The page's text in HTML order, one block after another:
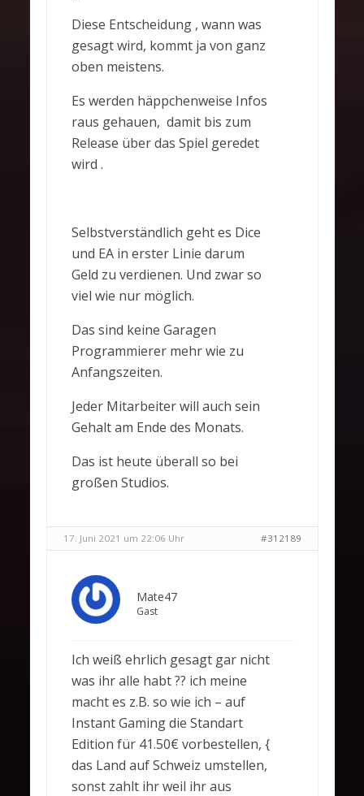
Diese Entscheidung , wann was
gesagt wird, kommt ja von ganz
oben meistens.
Es werden häppchenweise Infos
raus gehauen, damit bis zum
Release über das Spiel geredet
wird .
Selbstverständlich geht es Dice
und EA in erster Linie darum
Geld zu verdienen. Und zwar so
viel wie nur möglich.
Das sind keine Garagen
Programmierer mehr wie zu
Anfangszeiten.
Jeder Mitarbeiter will auch sein
Gehalt am Ende des Monats.
Das ist heute überall so bei
großen Studios.
17. Juni 2021 um 22:06 Uhr #312189
Mate47
Gast
Ich weiß ehrlich gesagt gar nicht
was ihr alle habt ?? ich meine
macht es z.B. so wie ich – auf
Instant Gaming die Standart
Edition für 41.50€ vorbestellen, {
das Land auf Schweiz umstellen,
sonst zahlt ihr weil ihr aus